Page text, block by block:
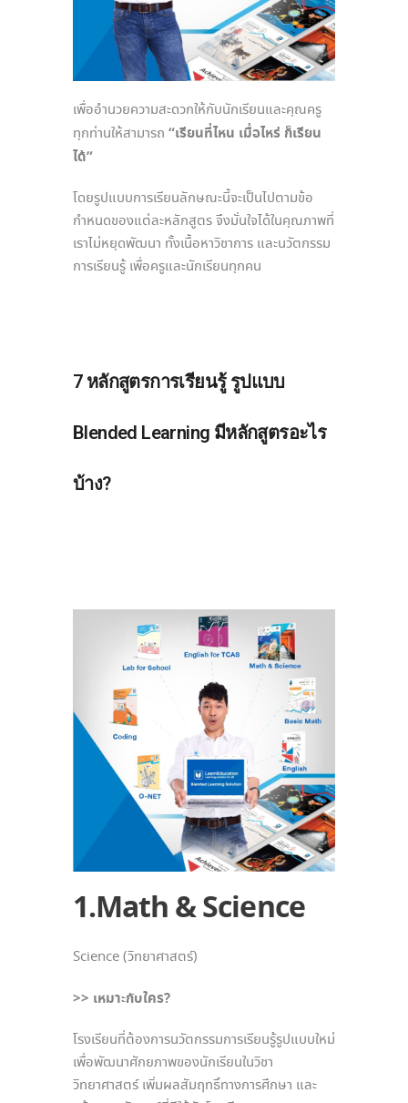
เพื่ออำนวยความสะดวกให้กับนักเรียนและคุณครู
ทุกท่านให้สามารถ “เรียนที่ไหน เมื่อไหร่ ก็เรียน
ได้”
โดยรูปแบบการเรียนลักษณะนี้จะเป็นไปตามข้อ
กำหนดของแต่ละหลักสูตร จึงมั่นใจได้ในคุณภาพที่
เราไม่หยุดพัฒนา ทั้งเนื้อหาวิชาการ และนวัตกรรม
การเรียนรู้ เพื่อครูและนักเรียนทุกคน
7 หลักสูตรการเรียนรู้ รูปแบบ
Blended Learning มีหลักสูตรอะไร
บ้าง?
1.Math & Science
Science (วิทยาศาสตร์)
>> เหมาะกับใคร?
โรงเรียนที่ต้องการนวัตกรรมการเรียนรู้รูปแบบใหม่
เพื่อพัฒนาศักยภาพของนักเรียนในวิชา
วิทยาศาสตร์ เพิ่มผลสัมฤทธิ์ทางการศึกษา และ